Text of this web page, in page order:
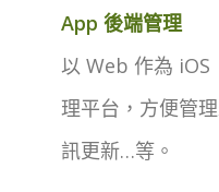
App 後端管理
以 Web 作為
理平台，方便管
訊更新…等。